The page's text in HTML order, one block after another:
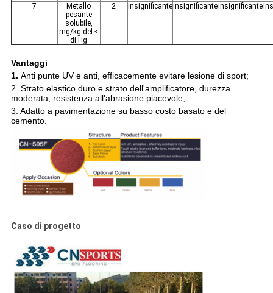
7
Metallo
pesante
solubile,
mg/kg del ≤
di Hg
2 insignificanteinsignificanteinsignificante
Vantaggi
1. Anti punte UV e anti, efficacemente evitare lesione di sport;
2. Strato elastico duro e strato dell'amplificatore, durezza
moderata, resistenza all'abrasione piacevole;
3. Adatto a pavimentazione su basso costo basato e del
cemento.
Caso di progetto